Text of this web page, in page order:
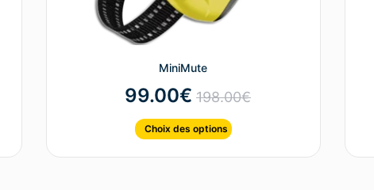
MiniMute
198.00€
99.00€
Choix des options